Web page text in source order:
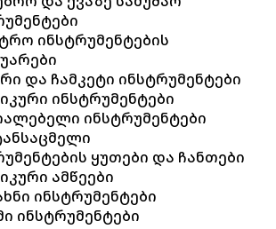
ინსტრუმენტების
და ჩამკეტი ინსტრუმენტები
ინსტრუმენტები
ინსტრუმენტები
ყუთები და ჩანთები
ამწეები
ინსტრუმენტები
ინსტრუმენტები